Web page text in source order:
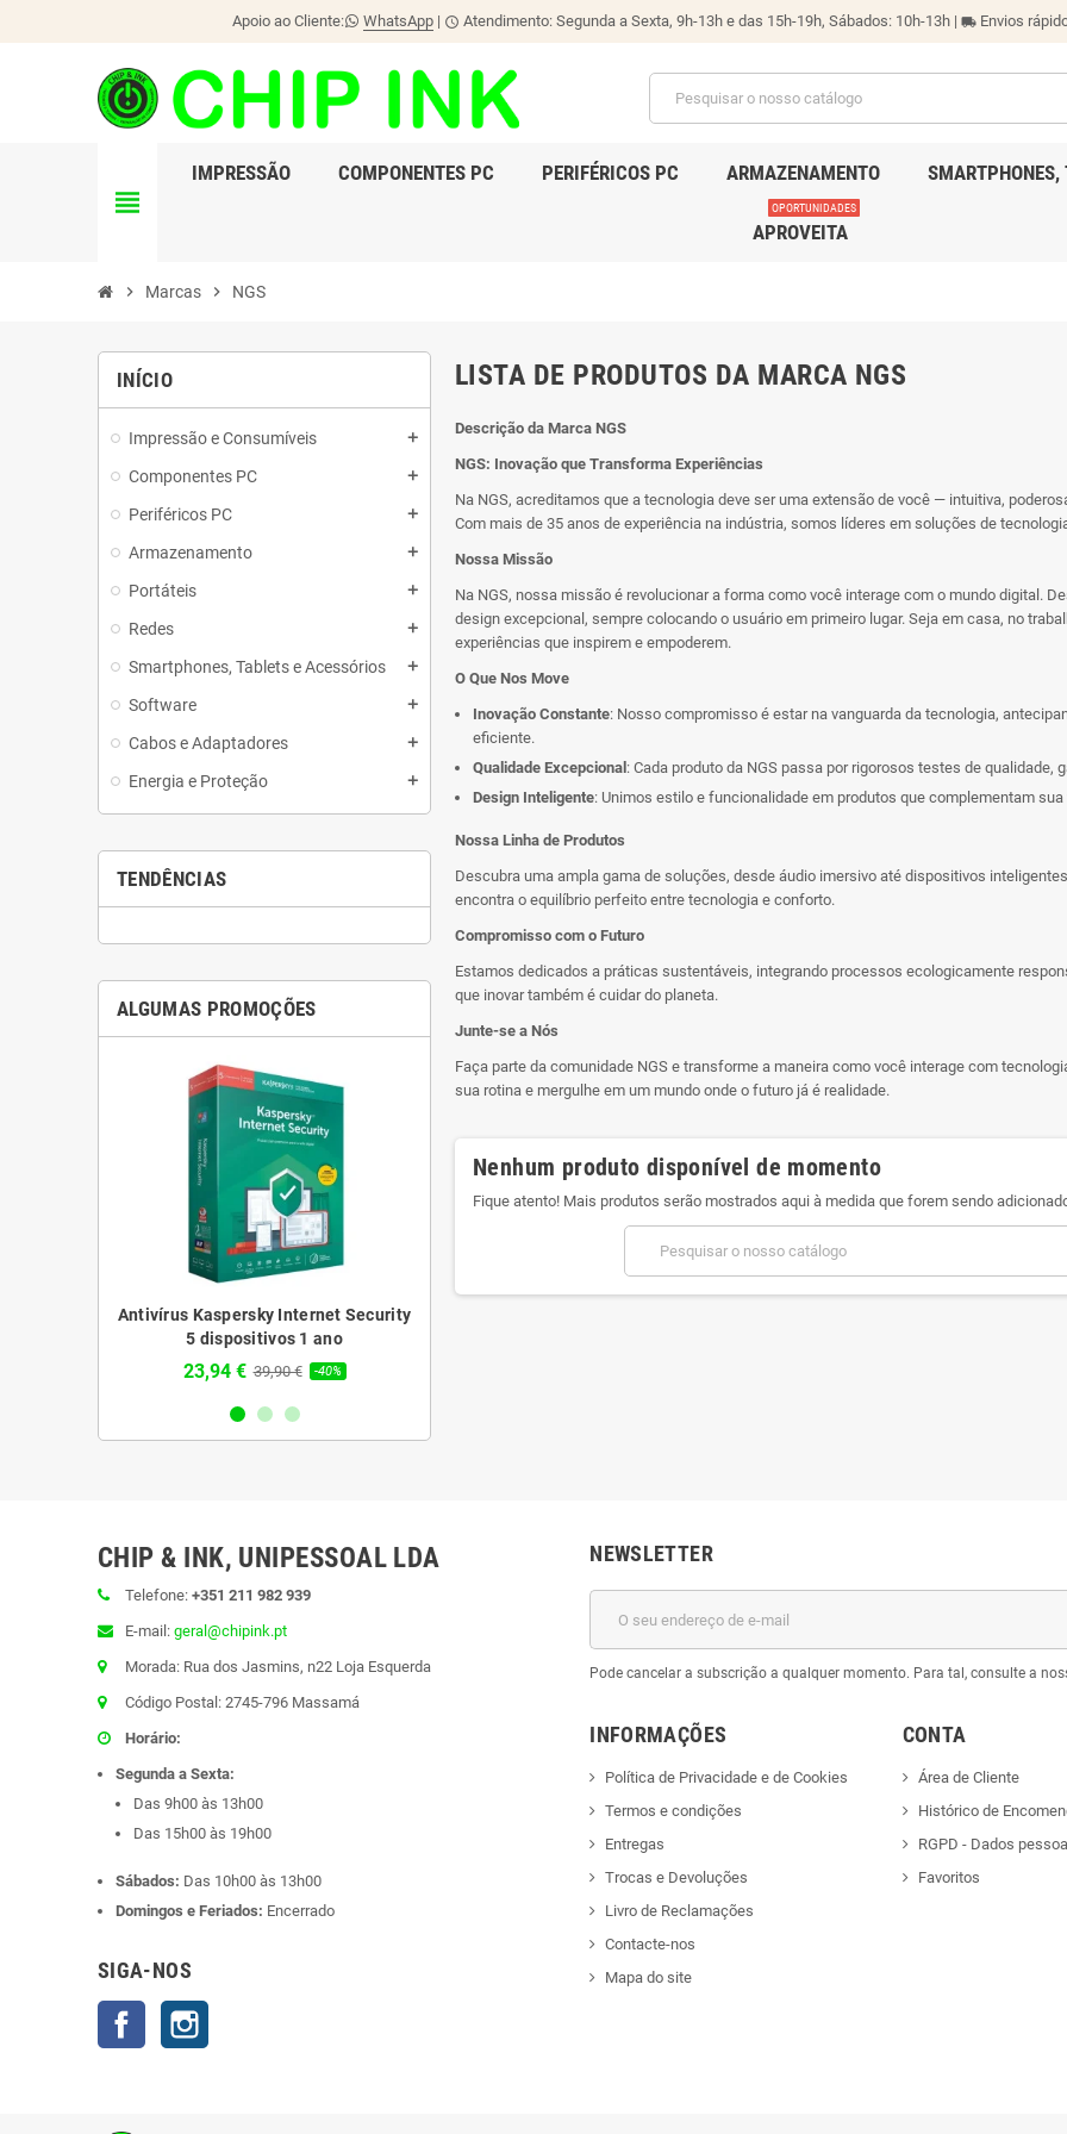
Apoio ao Cliente: WhatsApp | schedule Atendimento: Segunda a Sexta, 9h-13h e das 15h-19h, Sábados: 10h-13h | local_shipping Envios
view_headline
IMPRESSÃO COMPONENTES PC PERIFÉRICOS PC ARMAZENAMENTO SMARTPHONES,
APROVEITA
OPORTUNIDADES
chevron_right Marcas chevron_right NGS
INÍCIO
Impressão e Consumíveis add
Componentes PC add
Periféricos PC add
Armazenamento add
Portáteis add
Redes add
Smartphones, Tablets e Acessórios add
Software add
Cabos e Adaptadores add
Energia e Proteção add
TENDÊNCIAS
ALGUMAS PROMOÇÕES
Antivírus Kaspersky Internet Security
5 dispositivos 1 ano
23,94 € 39,90 € -40%
LISTA DE PRODUTOS DA MARCA NGS
Descrição da Marca NGS
NGS: Inovação que Transforma Experiências
Na NGS, acreditamos que a tecnologia deve ser uma extensão de você — intuitiva,
Com mais de 35 anos de experiência na indústria, somos líderes em soluções de
Nossa Missão
Na NGS, nossa missão é revolucionar a forma como você interage com o mundo digital.
design excepcional, sempre colocando o usuário em primeiro lugar. Seja em casa, no
experiências que inspirem e empoderem.
O Que Nos Move
Inovação Constante: Nosso compromisso é estar na vanguarda da tecnologia,
eficiente.
Qualidade Excepcional : Cada produto da NGS passa por rigorosos testes de qualidade,
Design Inteligente: Unimos estilo e funcionalidade em produtos que complementam
Nossa Linha de Produtos
Descubra uma ampla gama de soluções, desde áudio imersivo até dispositivos
encontra o equilíbrio perfeito entre tecnologia e conforto.
Compromisso com o Futuro
Estamos dedicados a práticas sustentáveis, integrando processos ecologicamente
que inovar também é cuidar do planeta.
Junte-se a Nós
Faça parte da comunidade NGS e transforme a maneira como você interage com
sua rotina e mergulhe em um mundo onde o futuro já é realidade.
Nenhum produto disponível de momento
Fique atento! Mais produtos serão mostrados aqui à medida que forem sendo
CHIP & INK, UNIPESSOAL LDA
Telefone: +351 211 982 939
E-mail: geral@chipink.pt
Morada: Rua dos Jasmins, n22 Loja Esquerda
Código Postal: 2745-796 Massamá
Horário:
Segunda a Sexta:
Das 9h00 às 13h00
Das 15h00 às 19h00
Sábados: Das 10h00 às 13h00
Domingos e Feriados: Encerrado
SIGA-NOS
Facebook
NEWSLETTER
Pode cancelar a subscrição a qualquer momento. Para tal, consulte a
INFORMAÇÕES
Política de Privacidade e de Cookies
Termos e condições
Entregas
Trocas e Devoluções
Livro de Reclamações
Contacte-nos
Mapa do site
CONTA
Área de Cliente
Histórico de
RGPD - Dados
Favoritos